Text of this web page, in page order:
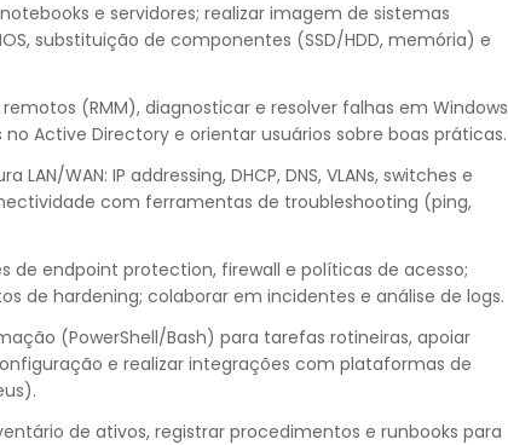
e servidores; realizar imagem de sistemas
substituição de componentes (SSD/HDD, memória) e
(RMM), diagnosticar e resolver falhas em Windows
Active Directory e orientar usuários sobre boas práticas.
WAN: IP addressing, DHCP, DNS, VLANs, switches e
com ferramentas de troubleshooting (ping,
de endpoint protection, firewall e políticas de acesso;
de hardening; colaborar em incidentes e análise de logs.
(PowerShell/Bash) para tarefas rotineiras, apoiar
e realizar integrações com plataformas de
de ativos, registrar procedimentos e runbooks para